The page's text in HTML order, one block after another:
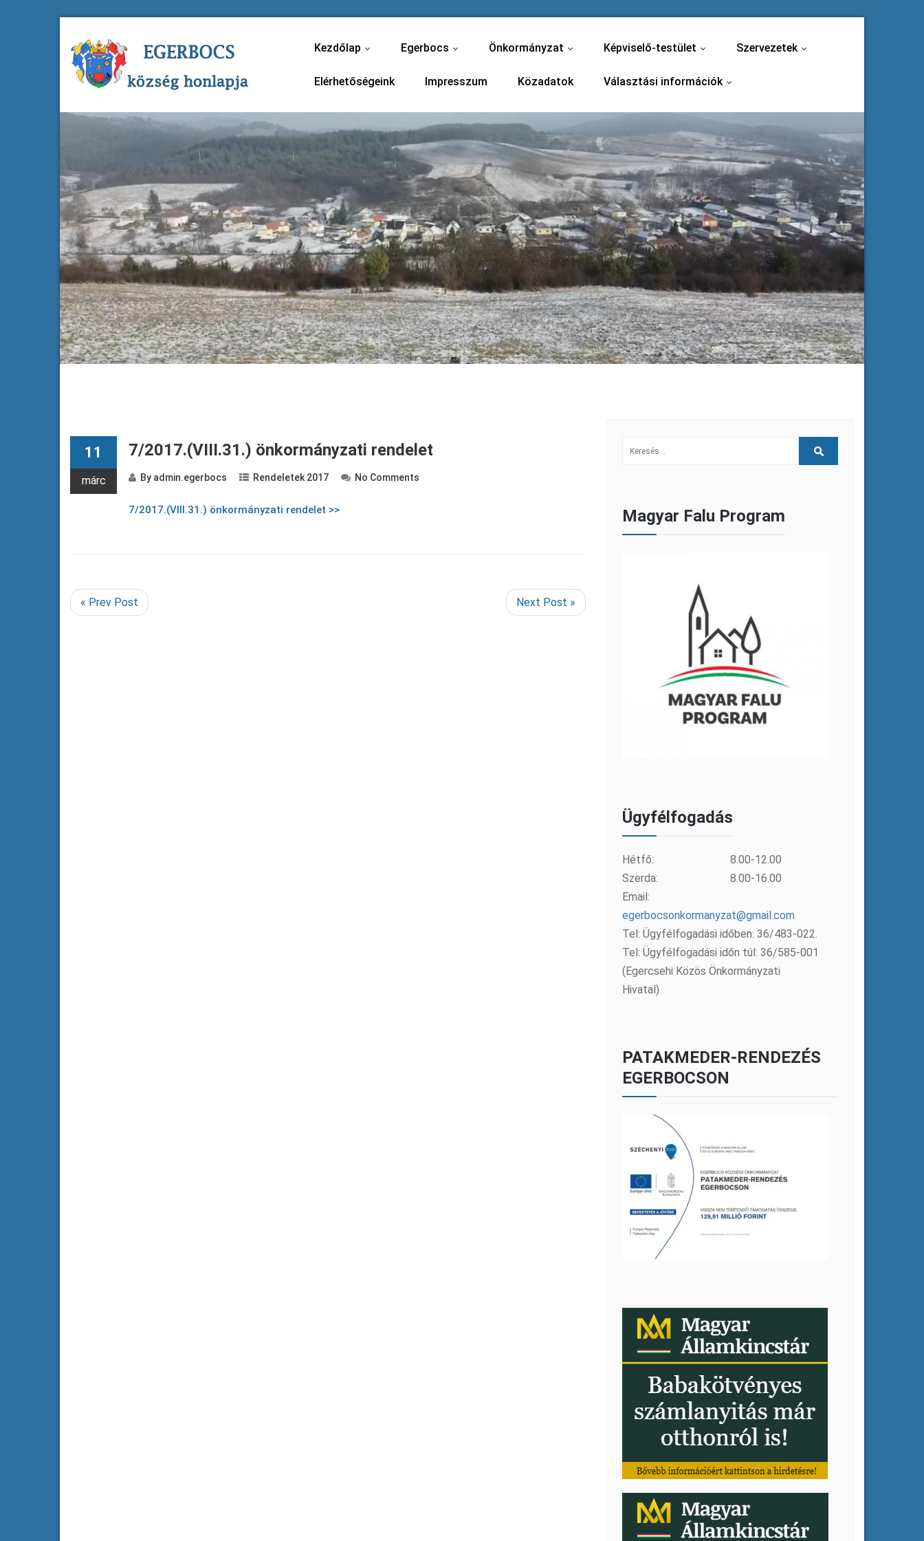
Kezdőlap Egerbocs Önkormányzat Képviselő-testület Szervezetek
Elérhetőségeink Impresszum Közadatok Választási információk
11
márc
7/2017.(VIII.31.) önkormányzati rendelet
By admin.egerbocs Rendeletek 2017 No Comments
7/2017.(VIII.31.) önkormányzati rendelet >>
« Prev Post Next Post »
Magyar Falu Program
Ügyfélfogadás
Hétfő:
8.00-12.00
Szerda:
8.00-16.00
Email:
egerbocsonkormanyzat@gmail.com
Tel: Ügyfélfogadási időben: 36/483-022.
Tel: Ügyfélfogadási időn túl: 36/585-001
(Egercsehi Közös Önkormányzati
Hivatal)
PATAKMEDER-RENDEZÉS
EGERBOCSON